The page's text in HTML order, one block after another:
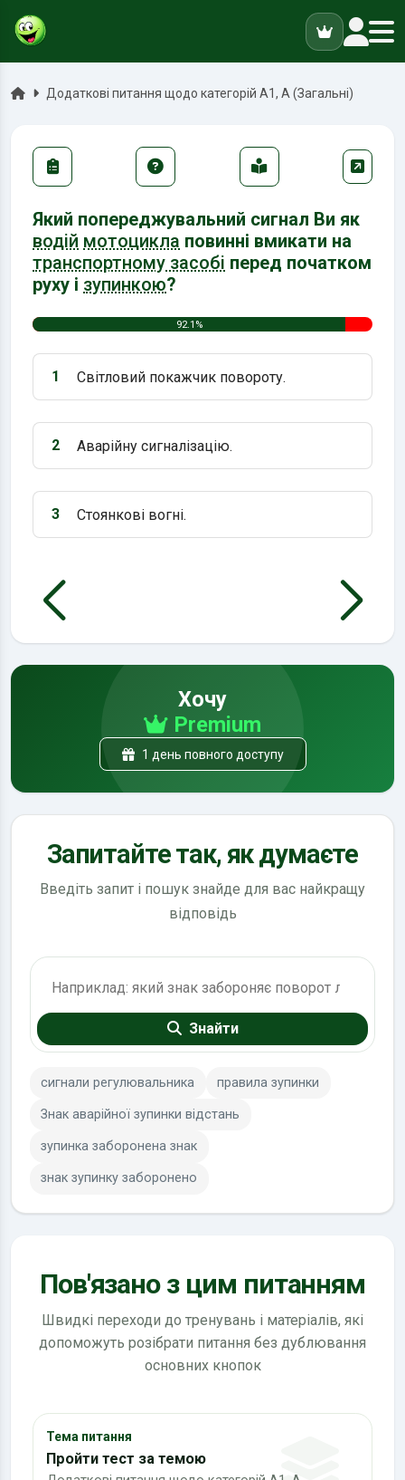
ГоловнаДодаткові питання щодо категорій А1, А (Загальні)
Який попереджувальний сигнал Ви як
водій мотоцикла повинні вмикати на
транспортному засобі перед початком
руху і зупинкою?
92.1%
Варіант 1:
1 Світловий покажчик повороту.
Варіант 2:
2 Аварійну сигналізацію.
Варіант 3:
3 Стоянкові вогні.
Хочу
Premium
1 день повного доступу
Запитайте так, як думаєте
Введіть запит і пошук знайде для вас найкращу
відповідь
Знайти
сигнали регулювальника правила зупинки
Знак аварійної зупинки відстань
зупинка заборонена знак
знак зупинку заборонено
Пов'язано з цим питанням
Швидкі переходи до тренувань і матеріалів, які
допоможуть розібрати питання без дублювання
основних кнопок
Тема питання
Пройти тест за темою